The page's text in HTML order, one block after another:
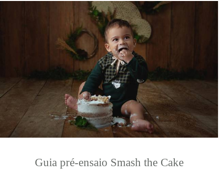
Guia pré-ensaio Smash the Cake